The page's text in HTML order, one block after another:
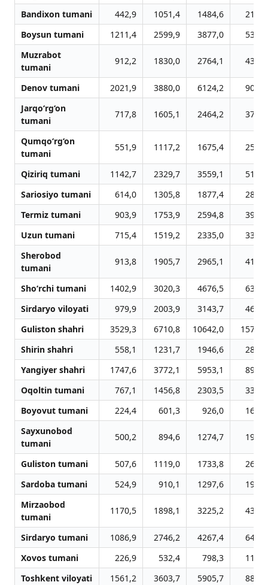
Bandixon tumani
442,9 1051,4 1484,6
Boysun tumani
1211,4 2599,9 3877,0
Muzrabot
tumani
912,2 1830,0 2764,1
Denov tumani 2021,9 3880,0 6124,2
Jarqo‘rg‘on
tumani
717,8 1605,1 2464,2
Qumqo‘rg‘on
tumani
551,9 1117,2 1675,4
Qiziriq tumani 1142,7 2329,7 3559,1
Sariosiyo tumani
614,0 1305,8 1877,4
Termiz tumani
903,9 1753,9 2594,8
Uzun tumani
715,4 1519,2 2335,0
Sherobod
tumani
913,8 1905,7 2965,1
Sho‘rchi tumani 1402,9 3020,3 4676,5
Sirdaryo viloyati
979,9 2003,9 3143,7
Guliston shahri
3529,3 6710,8 10642,0
Shirin shahri
558,1 1231,7 1946,6
Yangiyer shahri
1747,6 3772,1 5953,1
Oqoltin tumani
767,1 1456,8 2303,5
Boyovut tumani
224,4 601,3 926,0
Sayxunobod
tumani
500,2 894,6 1274,7
Guliston tumani 507,6 1119,0 1733,8
Sardoba tumani
524,9 910,1 1297,6
Mirzaobod
tumani
1170,5 1898,1 3225,2
Sirdaryo tumani 1086,9 2746,2 4267,4
Xovos tumani
226,9 532,4 798,3
Toshkent viloyati
1561,2 3603,7 5905,7